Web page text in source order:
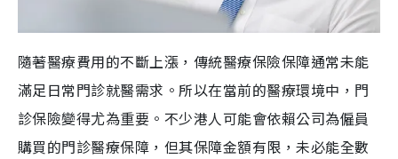
隨著醫療費用的不斷上漲，傳統醫療保險保障通常未能
滿足日常門診就醫需求。所以在當前的醫療環境中，門
診保險變得尤為重要。不少港人可能會依賴公司為僱員
購買的門診醫療保障，但其保障金額有限，未必能全數